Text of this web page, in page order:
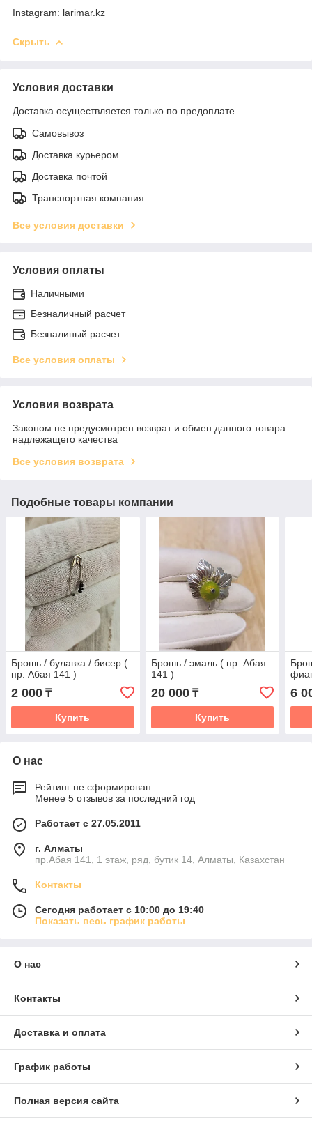
Instagram: larimar.kz
Скрыть
Условия доставки
Доставка осуществляется только по предоплате.
Самовывоз
Доставка курьером
Доставка почтой
Транспортная компания
Все условия доставки
Условия оплаты
Наличными
Безналичный расчет
Безналиный расчет
Все условия оплаты
Условия возврата
Законом не предусмотрен возврат и обмен данного товара
надлежащего качества
Все условия возврата
Подобные товары компании
Брошь / булавка / бисер (
пр. Абая 141 )
2 000 ₸
Купить
Брошь / эмаль ( пр. Абая
141 )
20 000₸
Купить
6
О нас
Рейтинг не сформирован
Менее 5 отзывов за последний год
Работает с 27.05.2011
г. Алматы
пр.Абая 141, 1 этаж, ряд, бутик 14, Алматы, Казахстан
Контакты
Сегодня работает с 10:00 до 19:40
Показать весь график работы
О нас
Контакты
Доставка и оплата
График работы
Полная версия сайта